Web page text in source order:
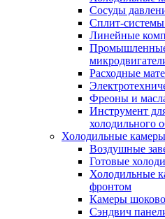
Сосуды
Cплит-
Линейные
Расходные
Фреоны и
Инструмент
холодильного
Холодильные камеры
Воздушные
Готовые
Холодильные
фронтом
Камеры
Сэндвич